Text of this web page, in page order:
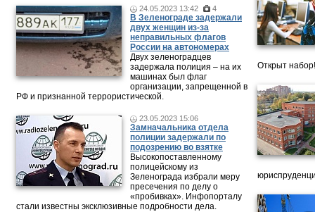
24.05.2023 13:42 4
В Зеленограде задержали
двух женщин из-за
неправильных флагов
России на автономерах
Двух зеленоградцев
задержала полиция – на их
машинах был флаг
организации, запрещенной в
РФ и признанной террористической.
23.05.2023 15:06
Замначальника отдела
полиции задержали по
подозрению во взятке
Высокопоставленному
полицейскому из
Зеленограда избрали меру
пресечения по делу о
«пробивках». Инфопорталу
стали известны эксклюзивные подробности дела.
Открыт набор!